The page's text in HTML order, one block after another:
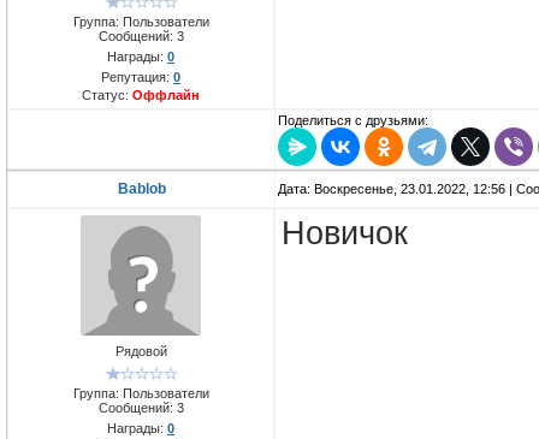
Группа: Пользователи
Сообщений: 3
Награды: 0
Репутация: 0
Статус: Оффлайн
Поделиться с друзьями:
Bablob Дата: Воскресенье, 23.01.2022, 12:56 |
Рядовой
Группа: Пользователи
Сообщений: 3
Награды: 0
Новичок